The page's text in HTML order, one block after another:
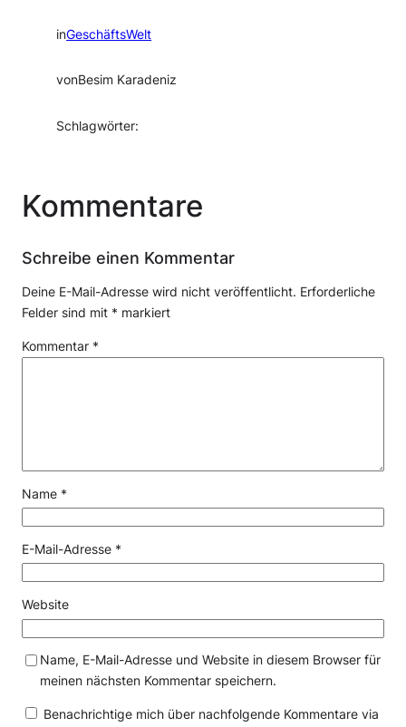
inGeschäftsWelt
vonBesim Karadeniz
Schlagwörter:
Kommentare
Schreibe einen Kommentar
Deine E-Mail-Adresse wird nicht veröffentlicht. Erforderliche
Felder sind mit * markiert
Kommentar *
Name *
E-Mail-Adresse *
Website
Name, E-Mail-Adresse und Website in diesem Browser für
meinen nächsten Kommentar speichern.
Benachrichtige mich über nachfolgende Kommentare via